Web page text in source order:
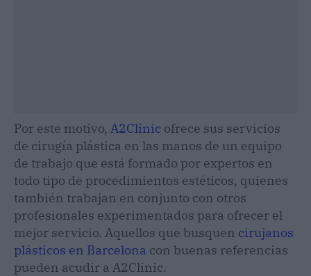
Por este motivo, A2Clinic ofrece sus servicios
de cirugía plástica en las manos de un equipo
de trabajo que está formado por expertos en
todo tipo de procedimientos estéticos, quienes
también trabajan en conjunto con otros
profesionales experimentados para ofrecer el
mejor servicio. Aquellos que busquen cirujanos
plásticos en Barcelona con buenas referencias
pueden acudir a A2Clinic.